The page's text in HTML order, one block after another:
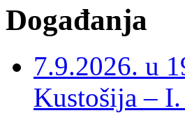
Događanja
7.9.2026. u
Kustošija –